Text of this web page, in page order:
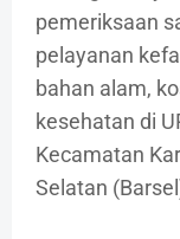
pemeriksaan
pelayanan
bahan alam,
kesehatan di
Kecamatan
Selatan